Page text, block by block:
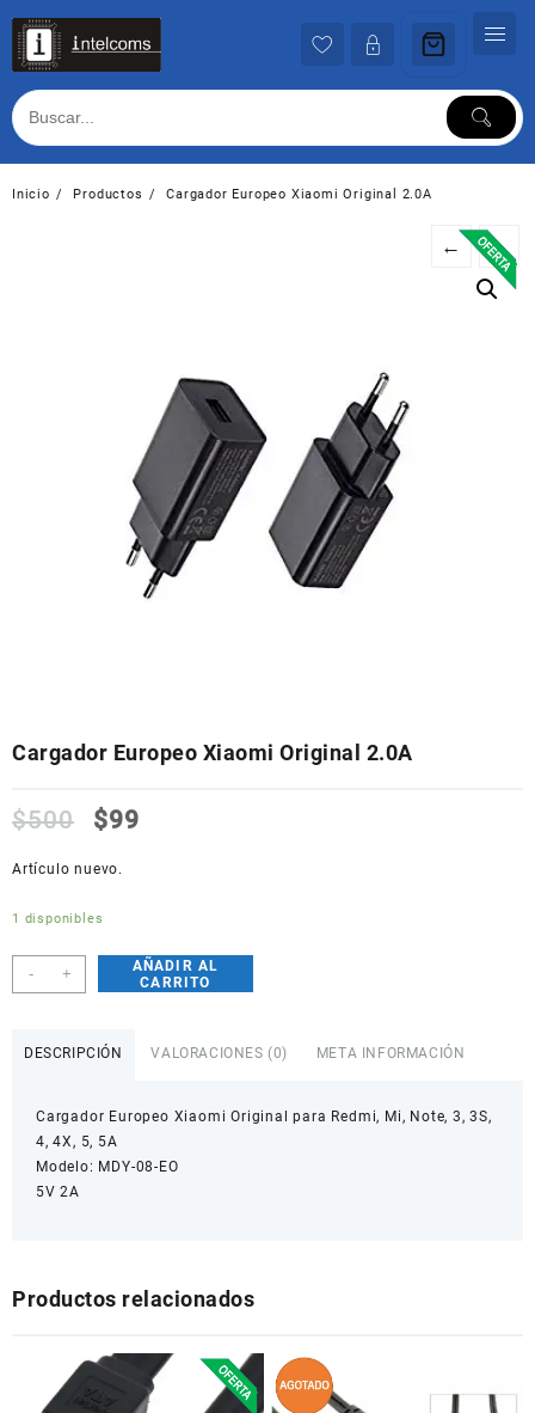
contenido
Inicio Productos Cargador Europeo Xiaomi Original 2.0A
← →
Cargador Europeo Xiaomi Original 2.0A
$500 $99
Artículo nuevo.
1 disponibles
-
Cargador
Europeo
Original
+
AÑADIR AL
CARRITO
DESCRIPCIÓN VALORACIONES (0) META INFORMACIÓN
Cargador Europeo Xiaomi Original para Redmi, Mi, Note, 3, 3S,
4, 4X, 5, 5A
Modelo: MDY-08-EO
5V 2A
Productos relacionados